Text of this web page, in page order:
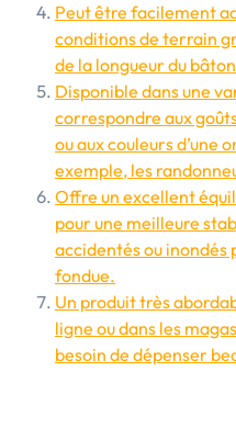
Peut être facilement
conditions de terrain
de la longueur du
Disponible dans une
correspondre aux
ou aux couleurs d’une
exemple, les
Offre un excellent
pour une meilleure
accidentés ou inondés
fondue.
Un produit très
ligne ou dans les
besoin de dépenser